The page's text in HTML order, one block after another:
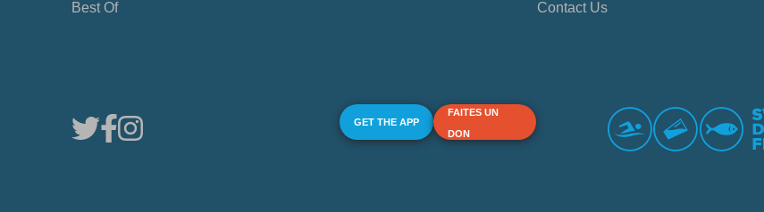
Best Of Contact Us
GET THE APP
FAITES UN
DON